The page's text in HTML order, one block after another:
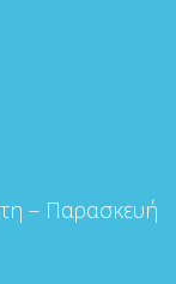
– Παρασκευή